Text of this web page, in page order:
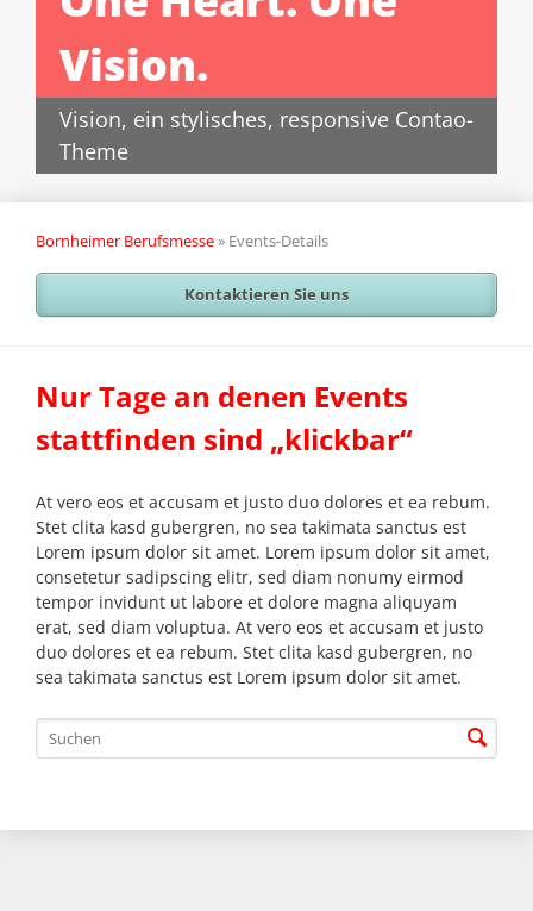
Vision.
Vision, ein stylisches, responsive Contao-
Theme
Bornheimer Berufsmesse» Events-Details
Kontaktieren Sie uns
Nur Tage an denen Events
stattfinden sind „klickbar“
At vero eos et accusam et justo duo dolores et ea rebum.
Stet clita kasd gubergren, no sea takimata sanctus est
Lorem ipsum dolor sit amet. Lorem ipsum dolor sit amet,
consetetur sadipscing elitr, sed diam nonumy eirmod
tempor invidunt ut labore et dolore magna aliquyam
erat, sed diam voluptua. At vero eos et accusam et justo
duo dolores et ea rebum. Stet clita kasd gubergren, no
sea takimata sanctus est Lorem ipsum dolor sit amet.